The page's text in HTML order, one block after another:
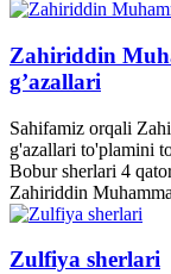
Zahiriddin
g’azallari
Sahifamiz orqali
g'azallari to'plamini
Bobur sherlari 4
Zahiriddin
Zulfiya sherlari